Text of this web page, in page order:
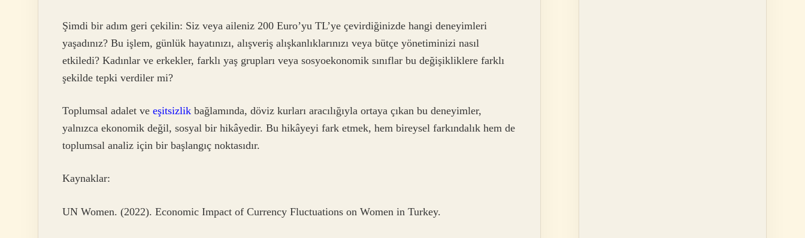
Şimdi bir adım geri çekilin: Siz veya aileniz 200 Euro’yu TL’ye çevirdiğinizde hangi deneyimleri
yaşadınız? Bu işlem, günlük hayatınızı, alışveriş alışkanlıklarınızı veya bütçe yönetiminizi nasıl
etkiledi? Kadınlar ve erkekler, farklı yaş grupları veya sosyoekonomik sınıflar bu değişikliklere farklı
şekilde tepki verdiler mi?
Toplumsal adalet ve eşitsizlik bağlamında, döviz kurları aracılığıyla ortaya çıkan bu deneyimler,
yalnızca ekonomik değil, sosyal bir hikâyedir. Bu hikâyeyi fark etmek, hem bireysel farkındalık hem de
toplumsal analiz için bir başlangıç noktasıdır.
Kaynaklar:
UN Women. (2022). Economic Impact of Currency Fluctuations on Women in Turkey.